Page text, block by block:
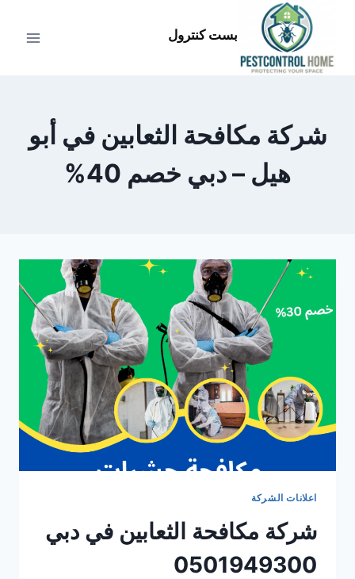
المحتوى
بست كنترول
شركة مكافحة الثعابين في أبو
هيل – دبي خصم 40%
اعلانات الشركة
شركة مكافحة الثعابين في دبي
0501949300